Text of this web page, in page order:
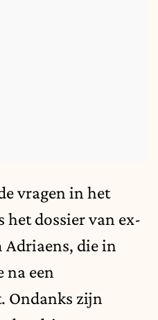
vragen in het
het dossier van ex-
die in
na een
Ondanks zijn